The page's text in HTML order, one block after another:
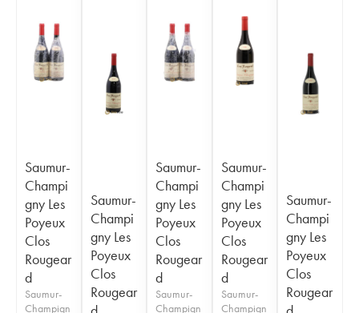
Saumur-
Champi
gny Les
Poyeux
Clos
Rougear
d
Saumur-
Champign
Saumur-
Champi
gny Les
Poyeux
Clos
Rougear
Saumur-
Champi
gny Les
Poyeux
Clos
Rougear
d
Saumur-
Champign
Saumur-
Champi
gny Les
Poyeux
Clos
Rougear
d
Saumur-
Champign
Saumur-
Champi
gny Les
Poyeux
Clos
Rougear